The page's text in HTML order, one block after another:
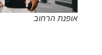
אופנת הרחוב